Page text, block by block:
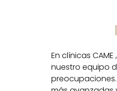
En clínicas
nuestro equipo